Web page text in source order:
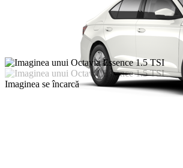
Imaginea se încarcă